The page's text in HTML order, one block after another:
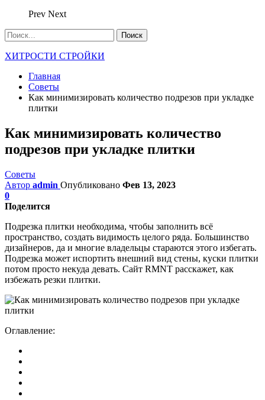
Prev Next
ХИТРОСТИ СТРОЙКИ
Главная
Советы
Как минимизировать количество подрезов при укладке
плитки
Как минимизировать количество
подрезов при укладке плитки
Советы
Автор admin Опубликовано Фев 13, 2023
0
Поделится
Подрезка плитки необходима, чтобы заполнить всё
пространство, создать видимость целого ряда. Большинство
дизайнеров, да и многие владельцы стараются этого избегать.
Подрезка может испортить внешний вид стены, куски плитки
потом просто некуда девать. Сайт RMNT расскажет, как
избежать резки плитки.
Оглавление: